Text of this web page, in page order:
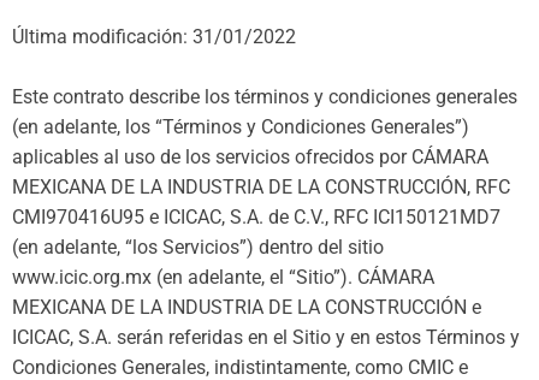
Última modificación: 31/01/2022
Este contrato describe los términos y condiciones generales
(en adelante, los “Términos y Condiciones Generales”)
aplicables al uso de los servicios ofrecidos por CÁMARA
MEXICANA DE LA INDUSTRIA DE LA CONSTRUCCIÓN, RFC
CMI970416U95 e ICICAC, S.A. de C.V., RFC ICI150121MD7
(en adelante, “los Servicios”) dentro del sitio
www.icic.org.mx (en adelante, el “Sitio”). CÁMARA
MEXICANA DE LA INDUSTRIA DE LA CONSTRUCCIÓN e
ICICAC, S.A. serán referidas en el Sitio y en estos Términos y
Condiciones Generales, indistintamente, como CMIC e